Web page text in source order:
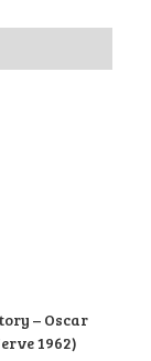
– Oscar
1962)